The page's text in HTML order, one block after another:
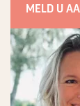
MELD U